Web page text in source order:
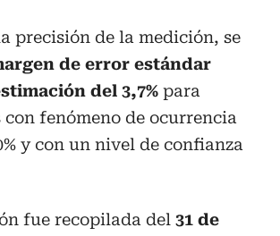
precisión de la medición, se
de error estándar
del 3,7% para
fenómeno de ocurrencia
y con un nivel de confianza
fue recopilada del 31 de